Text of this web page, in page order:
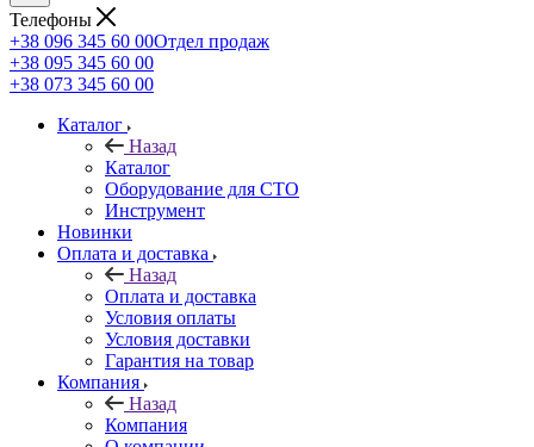
Телефоны
+38 096 345 60 00Отдел продаж
+38 095 345 60 00
+38 073 345 60 00
Каталог
Назад
Каталог
Оборудование для СТО
Инструмент
Новинки
Оплата и доставка
Назад
Оплата и доставка
Условия оплаты
Условия доставки
Гарантия на товар
Компания
Назад
Компания